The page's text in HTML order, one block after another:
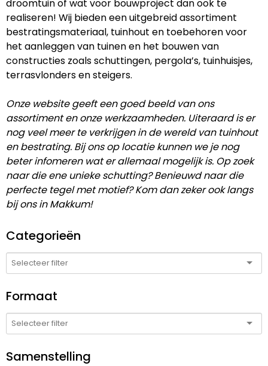
droomtuin of wat voor bouwproject dan ook te
realiseren! Wij bieden een uitgebreid assortiment
bestratingsmateriaal, tuinhout en toebehoren voor
het aanleggen van tuinen en het bouwen van
constructies zoals schuttingen, pergola’s, tuinhuisjes,
terrasvlonders en steigers.
Onze website geeft een goed beeld van ons
assortiment en onze werkzaamheden. Uiteraard is er
nog veel meer te verkrijgen in de wereld van tuinhout
en bestrating. Bij ons op locatie kunnen we je nog
beter infomeren wat er allemaal mogelijk is. Op zoek
naar die ene unieke schutting? Benieuwd naar die
perfecte tegel met motief? Kom dan zeker ook langs
bij ons in Makkum!
Categorieën
Formaat
Samenstelling